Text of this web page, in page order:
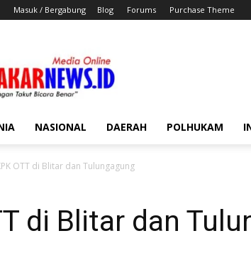
Masuk / Bergabung Blog Forums Purchase Theme
NASIONAL DAERAH POLHUKAM
OTT di Blitar dan Tulungagung
di Blitar dan